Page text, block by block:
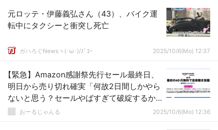
元ロッテ・伊藤義弘さん（43）、バイク運
転中にタクシーと衝突し死亡
ガハろぐNewsヽ(･ω･)/ｽﾞｺｰ 2025/10/6(Mo) 12:37
【緊急】Amazon感謝祭先行セール最終日、
明日から売り切れ確実「何故2日間しかやら
ないと思う？セールやばすぎて破綻するか
らだぞ」
おーるじゃんる 2025/10/6(Mo) 12:36